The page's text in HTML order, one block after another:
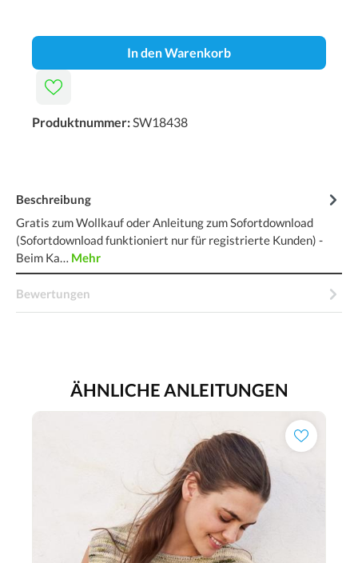
In den Warenkorb
Produktnummer:SW18438
Beschreibung
Gratis zum Wollkauf oder Anleitung zum Sofortdownload
(Sofortdownload funktioniert nur für registrierte Kunden) -
Beim Ka… Mehr
Bewertungen
ÄHNLICHE ANLEITUNGEN